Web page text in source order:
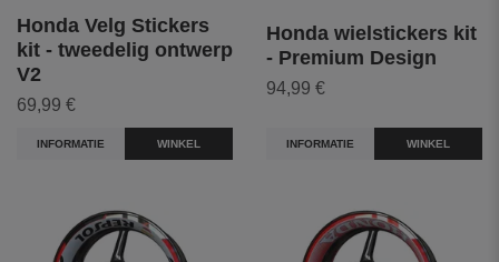
Honda Velg Stickers
kit - tweedelig ontwerp
V2
69,99 €
INFORMATIE WINKEL
Honda wielstickers kit
- Premium Design
94,99 €
INFORMATIE WINKEL